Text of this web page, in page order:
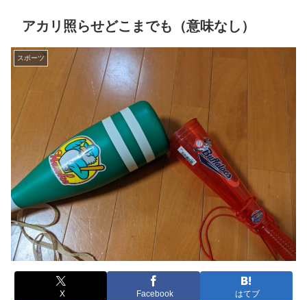
アカリ照らせどこまでも（意味なし）
スポーツ
X Facebook はてブ